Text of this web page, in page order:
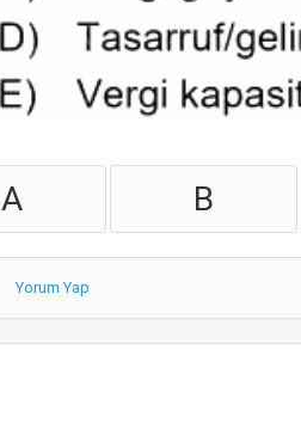
A B
Yorum Yap